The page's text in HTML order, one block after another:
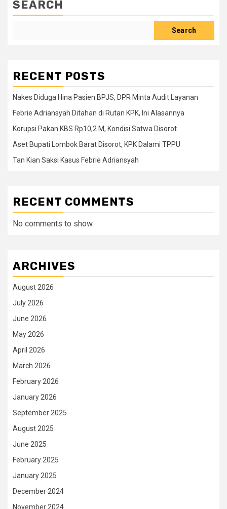
SEARCH
Search
RECENT POSTS
Nakes Diduga Hina Pasien BPJS, DPR Minta Audit Layanan
Febrie Adriansyah Ditahan di Rutan KPK, Ini Alasannya
Korupsi Pakan KBS Rp10,2 M, Kondisi Satwa Disorot
Aset Bupati Lombok Barat Disorot, KPK Dalami TPPU
Tan Kian Saksi Kasus Febrie Adriansyah
RECENT COMMENTS
No comments to show.
ARCHIVES
August 2026
July 2026
June 2026
May 2026
April 2026
March 2026
February 2026
January 2026
September 2025
August 2025
June 2025
February 2025
January 2025
December 2024
November 2024